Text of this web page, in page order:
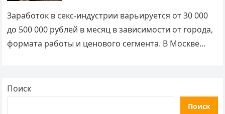
Заработок в секс-индустрии варьируется от 30 000
до 500 000 рублей в месяц в зависимости от города,
формата работы и ценового сегмента. В Москве
Поиск
Поиск